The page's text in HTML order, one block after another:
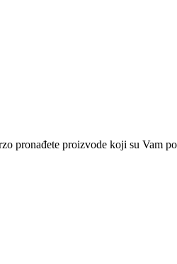
pronađete proizvode koji su Vam